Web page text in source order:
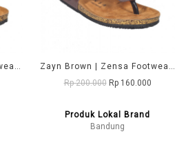
Zayn Black | Zensa Footwear Sandal Jepit Pria Casual
Zayn Brown | Zensa Footwear Sandal Jepit Pria Casual
Rp 200.000 Rp 160.000
Produk Lokal Brand
Bandung